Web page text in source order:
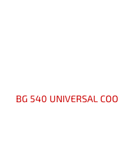
BG 540 UNIVERSAL